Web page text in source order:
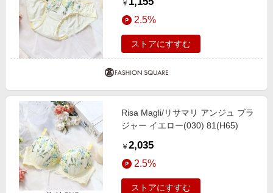
￥
2.5%
ストアにすすむ
Risa Magli/リサマリ アンジュ ブラ
ジャー イエロー(030) 81(H65)
￥ 2,035
2.5%
ストアにすすむ